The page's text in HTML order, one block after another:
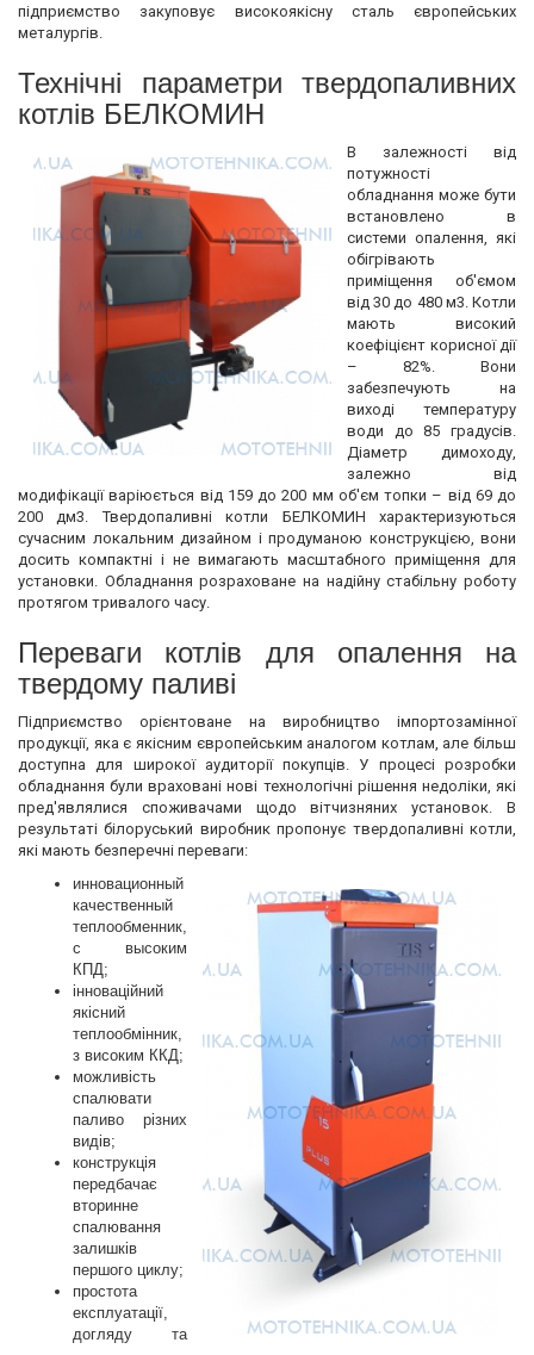
підприємство закуповує високоякісну сталь європейських
металургів.
Технічні параметри твердопаливних
котлів БЕЛКОМИН
В залежності від
потужності
обладнання може бути
встановлено в
системи опалення, які
обігрівають
приміщення об'ємом
від 30 до 480 м3. Котли
мають високий
коефіцієнт корисної дії
– 82%. Вони
забезпечують на
виході температуру
води до 85 градусів.
Діаметр димоходу,
залежно від
модифікації варіюється від 159 до 200 мм об'єм топки – від 69 до
200 дм3. Твердопаливні котли БЕЛКОМИН характеризуються
сучасним локальним дизайном і продуманою конструкцією, вони
досить компактні і не вимагають масштабного приміщення для
установки. Обладнання розраховане на надійну стабільну роботу
протягом тривалого часу.
Переваги котлів для опалення на
твердому паливі
Підприємство орієнтоване на виробництво імпортозамінної
продукції, яка є якісним європейським аналогом котлам, але більш
доступна для широкої аудиторії покупців. У процесі розробки
обладнання були враховані нові технологічні рішення недоліки, які
пред'являлися споживачами щодо вітчизняних установок. В
результаті білоруський виробник пропонує твердопаливні котли,
які мають безперечні переваги:
инновационный
качественный
теплообменник,
с высоким
КПД;
інноваційний
якісний
теплообмінник,
з високим ККД;
можливість
спалювати
паливо різних
видів;
конструкція
передбачає
вторинне
спалювання
залишків
першого циклу;
простота
експлуатації,
догляду та